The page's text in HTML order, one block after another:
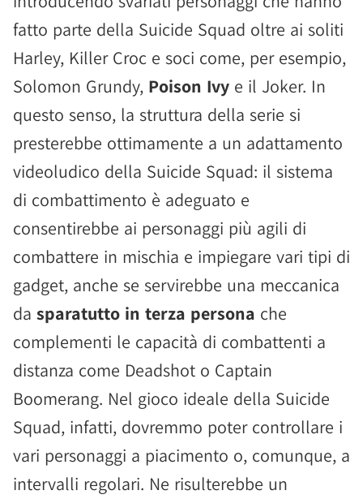
fatto parte della Suicide Squad oltre ai soliti
Harley, Killer Croc e soci come, per esempio,
Solomon Grundy, Poison Ivy e il Joker. In
questo senso, la struttura della serie si
presterebbe ottimamente a un adattamento
videoludico della Suicide Squad: il sistema
di combattimento è adeguato e
consentirebbe ai personaggi più agili di
combattere in mischia e impiegare vari tipi di
gadget, anche se servirebbe una meccanica
da sparatutto in terza persona che
complementi le capacità di combattenti a
distanza come Deadshot o Captain
Boomerang. Nel gioco ideale della Suicide
Squad, infatti, dovremmo poter controllare i
vari personaggi a piacimento o, comunque, a
intervalli regolari. Ne risulterebbe un